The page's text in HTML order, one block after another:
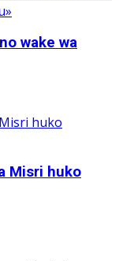
wake wa
Misri huko